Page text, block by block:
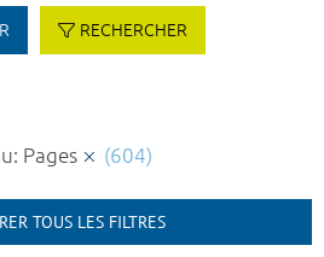
RECHERCHER
Pages (604)
TOUS LES FILTRES